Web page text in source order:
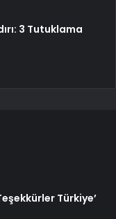
3 Tutuklama
Türkiye’